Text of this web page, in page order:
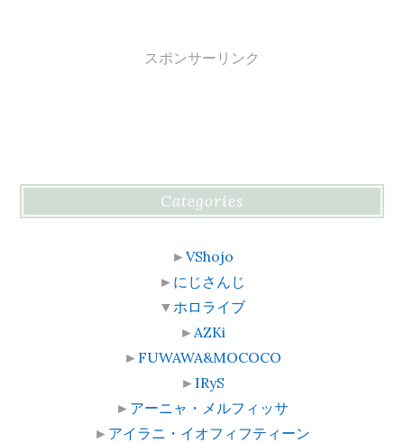
スポンサーリンク
Categories
►VShojo
► にじさんじ
▼ ホロライブ
► AZKi
► FUWAWA&MOCOCO
► IRyS
► アーニャ・メルフィッサ
► アイラニ・イオフィフティーン